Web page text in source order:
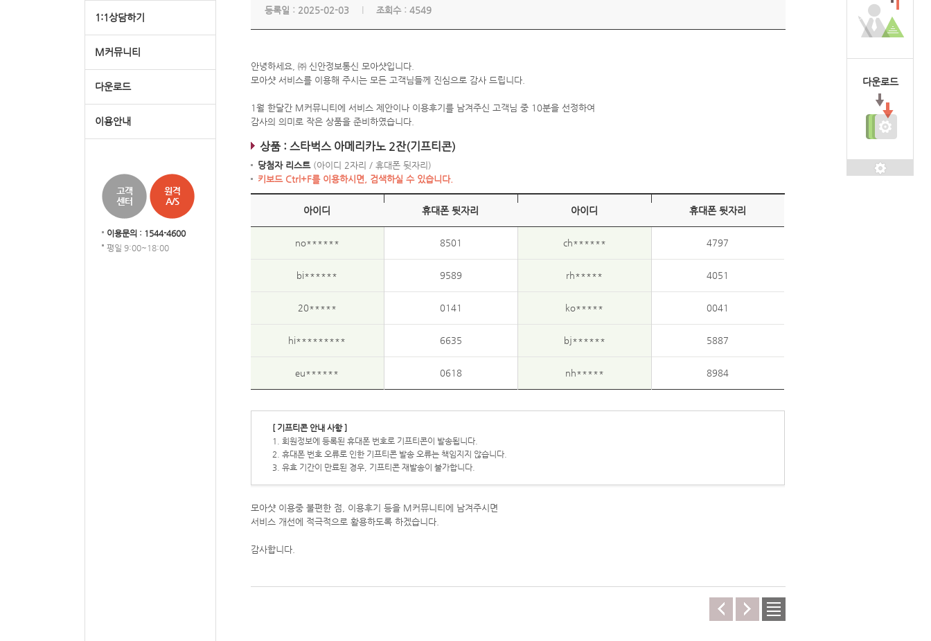
1:1상담하기
M커뮤니티
다운로드
이용안내
이용문의 : 1544-4600
평일 9:00~18:00
등록일 : 2025-02-03 조회수 : 4549
안녕하세요, ㈜ 신안정보통신 모아샷입니다.
모아샷 서비스를 이용해 주시는 모든 고객님들께 진심으로 감사 드립니다.
1월 한달간 M커뮤니티에 서비스 제안이나 이용후기를 남겨주신 고객님 중 10분을 선정하여
감사의 의미로 작은 상품을 준비하였습니다.
상품 : 스타벅스 아메리카노 2잔(기프티콘)
당첨자 리스트(아이디 2자리 / 휴대폰 뒷자리)
키보드 Ctrl+F를 이용하시면, 검색하실 수 있습니다.
아이디 휴대폰 뒷자리 아이디 휴대폰 뒷자리
no****** 8501 ch****** 4797
bi****** 9589 rh***** 4051
20***** 0141 ko***** 0041
hi********* 6635 bj****** 5887
eu****** 0618 nh***** 8984
[ 기프티콘 안내 사항 ]
1. 회원정보에 등록된 휴대폰 번호로 기프티콘이 발송됩니다.
2. 휴대폰 번호 오류로 인한 기프티콘 발송 오류는 책임지지 않습니다.
3. 유효 기간이 만료된 경우, 기프티콘 재발송이 불가합니다.
모아샷 이용중 불편한 점, 이용후기 등을 M커뮤니티에 남겨주시면
서비스 개선에 적극적으로 활용하도록 하겠습니다.
감사합니다.
다운로드